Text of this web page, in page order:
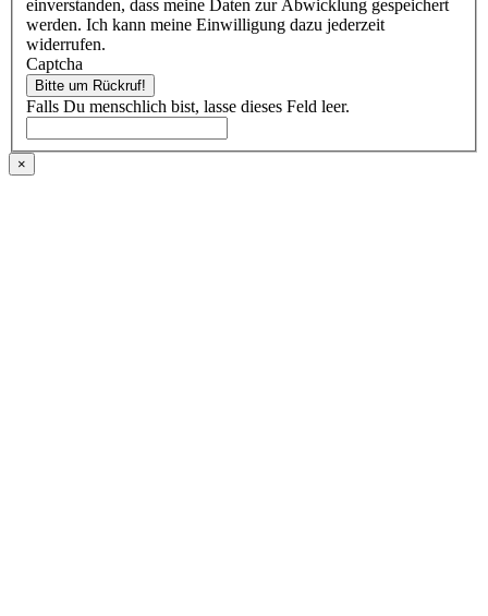
einverstanden, dass meine Daten zur Abwicklung gespeichert
werden. Ich kann meine Einwilligung dazu jederzeit
widerrufen.
Captcha
Bitte um Rückruf!
Falls Du menschlich bist, lasse dieses Feld leer.
×